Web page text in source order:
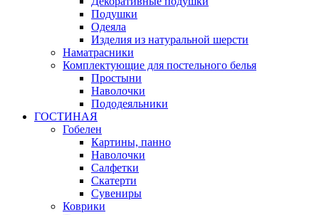
Подушки
Одеяла
Изделия из натуральной шерсти
Наматраcники
Комплектующие для постельного белья
Простыни
Наволочки
Пододеяльники
ГОСТИНАЯ
Гобелен
Картины, панно
Наволочки
Салфетки
Скатерти
Сувениры
Коврики